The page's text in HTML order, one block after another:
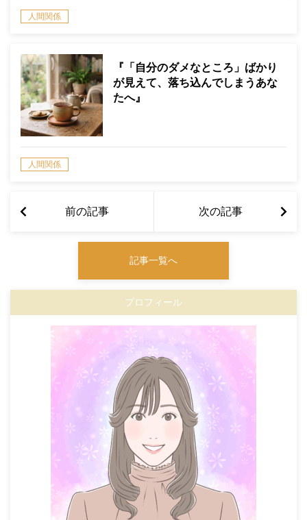
人間関係
『「自分のダメなところ」ばかり
が見えて、落ち込んでしまうあな
たへ』
人間関係
前の記事 次の記事
記事一覧へ
プロフィール